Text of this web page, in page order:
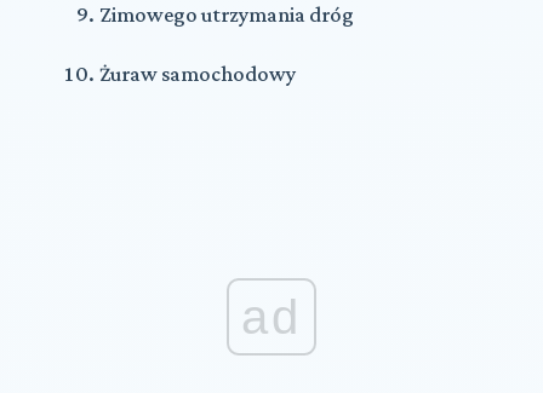
Zimowego utrzymania dróg
Żuraw samochodowy
ad